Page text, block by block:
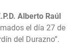
Alberto Raúl
el día 27 de
del Durazno”.